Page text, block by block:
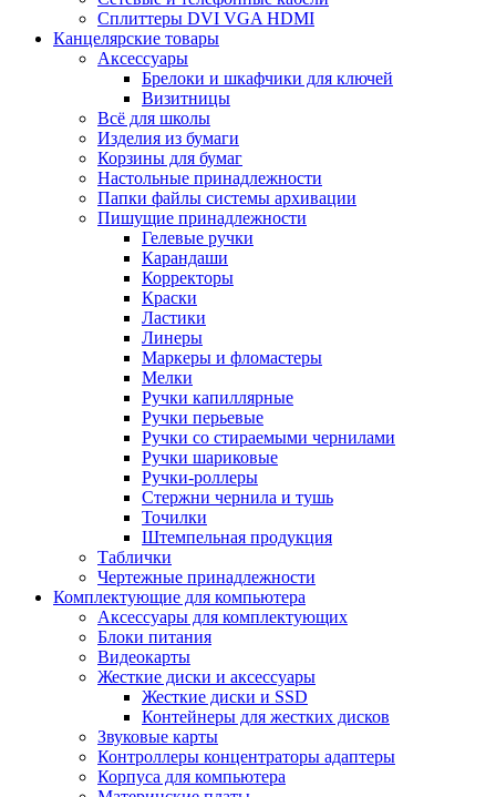
Сплиттеры DVI VGA HDMI
Канцелярские товары
Аксессуары
Брелоки и шкафчики для ключей
Визитницы
Всё для школы
Изделия из бумаги
Корзины для бумаг
Настольные принадлежности
Папки файлы системы архивации
Пишущие принадлежности
Гелевые ручки
Карандаши
Корректоры
Краски
Ластики
Линеры
Маркеры и фломастеры
Мелки
Ручки капиллярные
Ручки перьевые
Ручки со стираемыми чернилами
Ручки шариковые
Ручки-роллеры
Стержни чернила и тушь
Точилки
Штемпельная продукция
Таблички
Чертежные принадлежности
Комплектующие для компьютера
Аксессуары для комплектующих
Блоки питания
Видеокарты
Жесткие диски и аксессуары
Жесткие диски и SSD
Контейнеры для жестких дисков
Звуковые карты
Контроллеры концентраторы адаптеры
Корпуса для компьютера